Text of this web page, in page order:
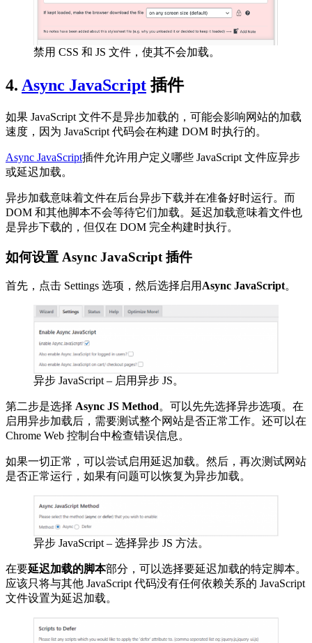
禁用 CSS 和 JS 文件，使其不会加载。
4. Async JavaScript 插件
如果 JavaScript 文件不是异步加载的，可能会影响网站的加载
速度，因为 JavaScript 代码会在构建 DOM 时执行的。
Async JavaScript插件允许用户定义哪些 JavaScript 文件应异步
或延迟加载。
异步加载意味着文件在后台异步下载并在准备好时运行。而
DOM 和其他脚本不会等待它们加载。延迟加载意味着文件也
是异步下载的，但仅在 DOM 完全构建时执行。
如何设置 Async JavaScript 插件
首先，点击 Settings 选项，然后选择启用 Async JavaScript。
异步 JavaScript – 启用异步 JS。
第二步是选择 Async JS Method。可以先先选择异步选项。在
启用异步加载后，需要测试整个网站是否正常工作。还可以在
Chrome Web 控制台中检查错误信息。
如果一切正常，可以尝试启用延迟加载。然后，再次测试网站
是否正常运行，如果有问题可以恢复为异步加载。
异步 JavaScript – 选择异步 JS 方法。
在要延迟加载的脚本部分，可以选择要延迟加载的特定脚本。
应该只将与其他 JavaScript 代码没有任何依赖关系的 JavaScript
文件设置为延迟加载。